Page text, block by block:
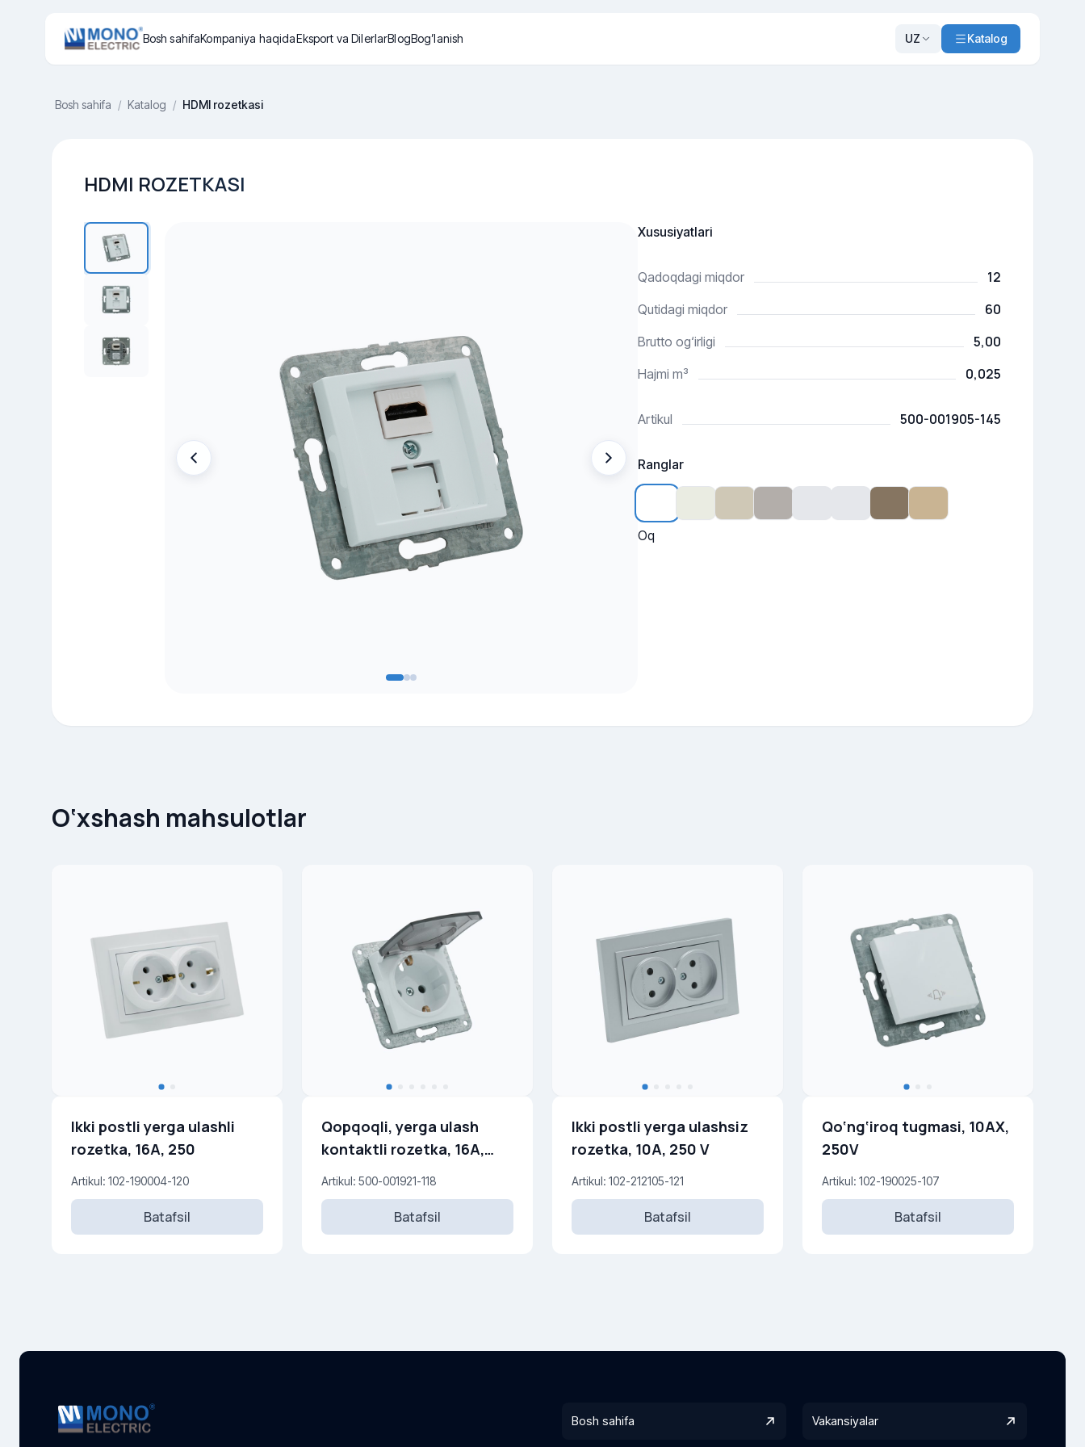
Bosh sahifaKompaniya haqidaEksport va DilerlarBlogBog’lanish UZ Katalog
Bosh sahifa / Katalog / HDMI rozetkasi
HDMI ROZETKASI
Xususiyatlari
Qadoqdagi miqdor 12
Qutidagi miqdor 60
Brutto og‘irligi 5,00
Hajmi m³ 0,025
Artikul 500-001905-145
Ranglar
Oq
O‘xshash mahsulotlar
Ikki postli yerga ulashli
rozetka, 16A, 250
Artikul: 102-190004-120
Batafsil
Qopqoqli, yerga ulash
kontaktli rozetka, 16A,
250 V
Artikul: 500-001921-118
Batafsil
Ikki postli yerga ulashsiz
rozetka, 10A, 250 V
Artikul: 102-212105-121
Batafsil
Qo‘ng‘iroq tugmasi, 10AX,
250V
Artikul: 102-190025-107
Batafsil
Bosh sahifa Vakansiyalar